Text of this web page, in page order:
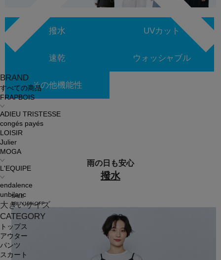
BRAND
すべての商品
FRAPBOIS
ADIEU TRISTESSE
congés payés
LOISIR
Julier
MOGA
L'EQUIPE
endalence
unbilanc
大きいサイズ
CATEGORY
トップス
アウター
パンツ
スカート
撥水 UVカット
速乾 ウォッシャブル
その他機能性
雨の日も安心
撥水
SALE
2BUY10%OFF